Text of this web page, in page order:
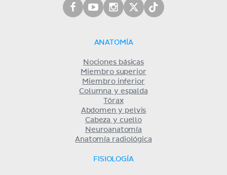
ANATOMÍA
Nociones básicas
Miembro superior
Miembro inferior
Columna y espalda
Tórax
Abdomen y pelvis
Cabeza y cuello
Neuroanatomía
Anatomía radiológica
FISIOLOGÍA